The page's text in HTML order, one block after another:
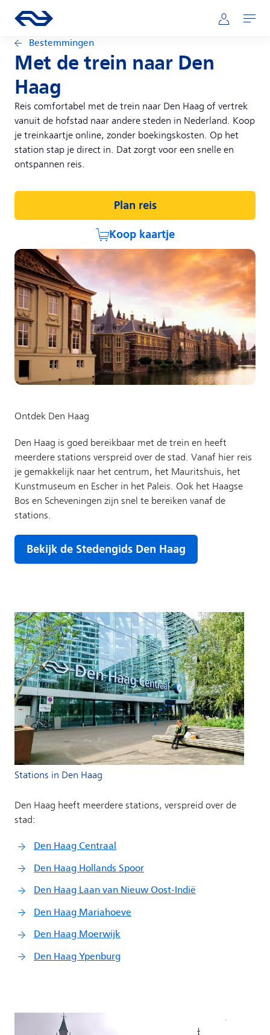
Hoofdnavigatie
Ga naar de homepage van ns.nl Mijn NS
Openen
Bestemmingen
Met de trein naar Den
Haag
Reis comfortabel met de trein naar Den Haag of vertrek
vanuit de hofstad naar andere steden in Nederland. Koop
je treinkaartje online, zonder boekingskosten. Op het
station stap je direct in. Dat zorgt voor een snelle en
ontspannen reis.
Plan reis
Koop kaartje
Stations in Den Haag